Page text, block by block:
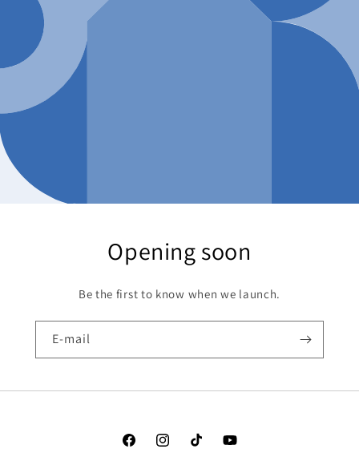
Opening soon
Be the first to know when we launch.
E-mail
FacebookInstagramTikTok YouTube